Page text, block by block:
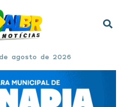
agosto de 2026